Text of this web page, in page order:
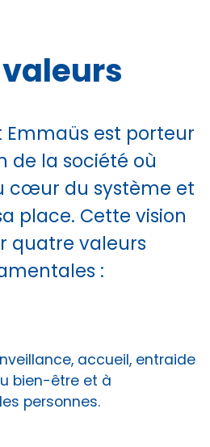
est porteur
de la société où
cœur du système et
place. Cette vision
quatre valeurs
:
accueil, entraide
bien-être et à
personnes.